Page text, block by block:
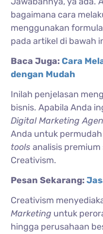
bagaimana cara
menggunakan
pada artikel di bawah
Baca Juga: Cara
dengan Mudah
Inilah penjelasan
bisnis. Apabila Anda
Digital Marketing
Anda untuk permudah
toolsanalisis
Creativism.
Pesan Sekarang:
Creativism
Marketing untuk
hingga perusahaan